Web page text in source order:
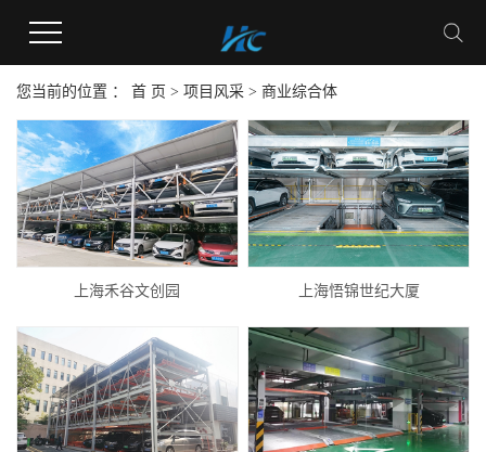
您当前的位置 ： 首 页 > 项目风采 > 商业综合体
上海禾谷文创园 上海悟锦世纪大厦